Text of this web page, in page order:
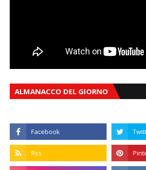
ALMANACCO DEL GIORNO